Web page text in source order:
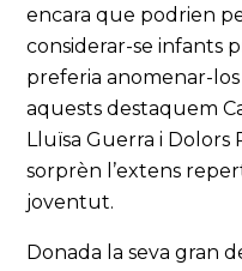
encara que podrien
considerar-se infants
preferia anomenar-los
aquests destaquem
Lluïsa Guerra i Dolors
sorprèn l’extens
joventut.
Donada la seva gran